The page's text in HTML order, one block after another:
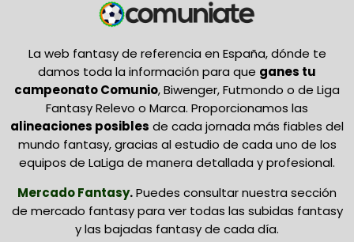
La web fantasy de referencia en España, dónde te
damos toda la información para que ganes tu
campeonato Comunio, Biwenger, Futmondo o de Liga
Fantasy Relevo o Marca. Proporcionamos las
alineaciones posibles de cada jornada más fiables del
mundo fantasy, gracias al estudio de cada uno de los
equipos de LaLiga de manera detallada y profesional.
Mercado Fantasy.Puedes consultar nuestra sección
de mercado fantasy para ver todas las subidas fantasy
y las bajadas fantasy de cada día.